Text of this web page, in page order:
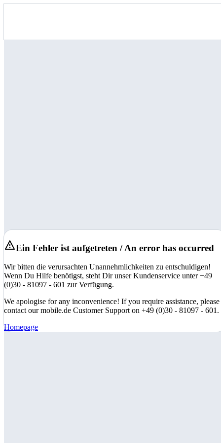
Ein Fehler ist aufgetreten / An error has occurred
Wir bitten die verursachten Unannehmlichkeiten zu entschuldigen!
Wenn Du Hilfe benötigst, steht Dir unser Kundenservice unter +49
(0)30 - 81097 - 601 zur Verfügung.
We apologise for any inconvenience! If you require assistance, please
contact our mobile.de Customer Support on +49 (0)30 - 81097 - 601.
Homepage